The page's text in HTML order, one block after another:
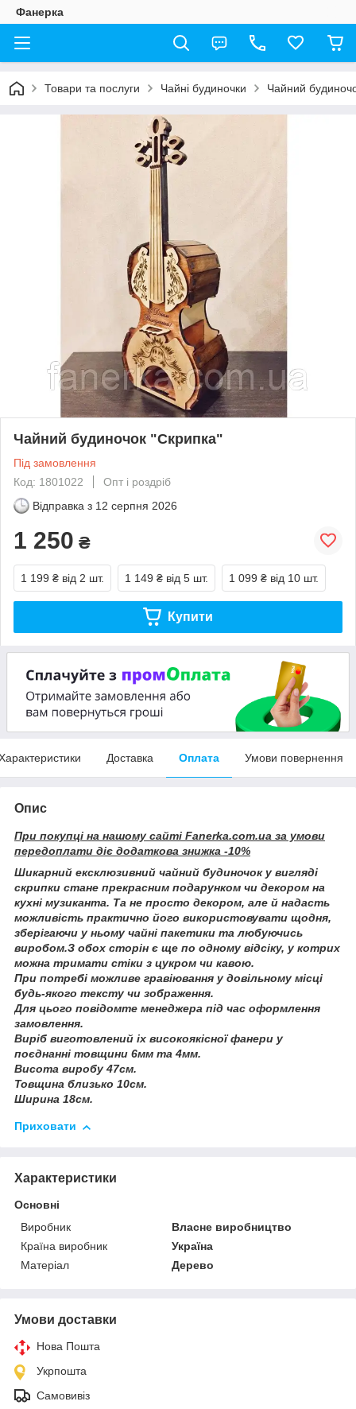
Фанерка
Товари та послуги Чайні будиночки Чайний
Чайний будиночок "Скрипка"
Під замовлення
Код: 1801022
Опт і роздріб
Відправка з 12 серпня 2026
1 250 ₴
1 199 ₴ від 2 шт. 1 149 ₴ від 5 шт. 1 099 ₴ від 10 шт.
Купити
Доставка Оплата Умови повернення
Опис
При покупці на нашому сайті Fanerka.com.ua за умови
передоплати діє додаткова знижка -10%
Шикарний ексклюзивний чайний будиночок у вигляді
скрипки стане прекрасним подарунком чи декором на
кухні музиканта. Та не просто декором, але й надасть
можливість практично його використовувати щодня,
зберігаючи у ньому чайні пакетики та любуючись
виробом.З обох сторін є ще по одному відсіку, у котрих
можна тримати стіки з цукром чи кавою.
При потребі можливе гравіювання у довільному місці
будь-якого тексту чи зображення.
Для цього повідомте менеджера під час оформлення
замовлення.
Виріб виготовлений іх високоякісної фанери у
поєднанні товщини 6мм та 4мм.
Висота виробу 47см.
Товщина близько 10см.
Ширина 18см.
Приховати
Характеристики
Основні
Виробник
Власне виробництво
Країна виробник
Україна
Матеріал
Дерево
Умови доставки
Нова Пошта
Укрпошта
Самовивіз